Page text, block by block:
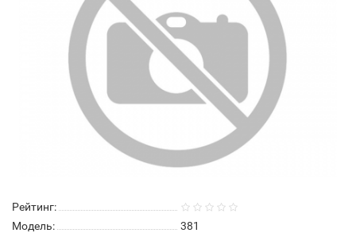
Рейтинг:
Модель:
381